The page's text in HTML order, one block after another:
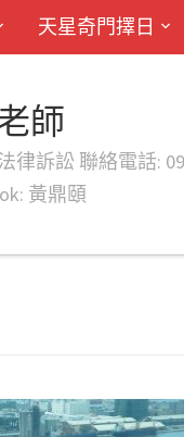
天星奇門擇日
師
訟 聯絡電話:
黃鼎頤